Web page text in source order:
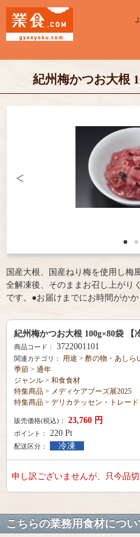
紀州梅かつお大根
<
国産大根、国産ねり梅を使用し梅
全解凍後、そのままお召し上がり
です。●お届けまでにお時間がかか
紀州梅かつお大根 100g×80袋 【
商品コード： 3722001101
関連カテゴリ： 用途 > 酢の物・あしら
季節 > 通年
ジャンル > 和食食材
特集商品 > メディケアブーズ展2025
特集商品 > デリカテッセン・トレード
販売価格(税込)： 23,760 円
ポイント： 220 Pt
配送区分： 冷凍
申し訳ございませんが、只今品切
こちらの業務用食材につい